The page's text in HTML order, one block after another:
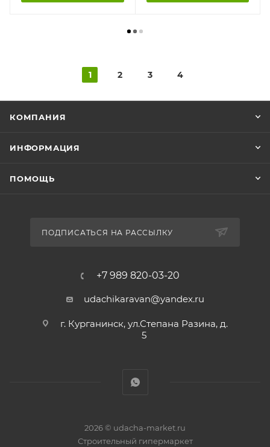
1 2 3 4
КОМПАНИЯ
ИНФОРМАЦИЯ
ПОМОЩЬ
ПОДПИСАТЬСЯ НА РАССЫЛКУ
+7 989 820-03-20
udachikaravan@yandex.ru
г. Курганинск, ул.Степана Разина, д.
5
2026 © udacha-market.ru
Строительный гипермаркет